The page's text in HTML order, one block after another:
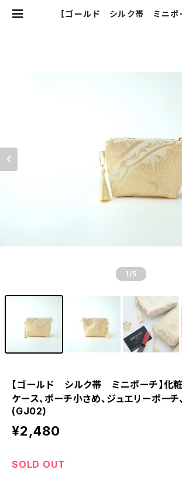
【ゴールド シルク帯 ミニポー
1 /5
【ゴールド シルク帯 ミニポーチ】化粧
ケース、ポーチ小さめ、ジュエリーポーチ
(GJ02)
¥2,480
SOLD OUT